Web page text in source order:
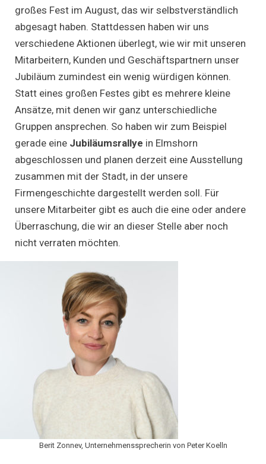
großes Fest im August, das wir selbstverständlich
abgesagt haben. Stattdessen haben wir uns
verschiedene Aktionen überlegt, wie wir mit unseren
Mitarbeitern, Kunden und Geschäftspartnern unser
Jubiläum zumindest ein wenig würdigen können.
Statt eines großen Festes gibt es mehrere kleine
Ansätze, mit denen wir ganz unterschiedliche
Gruppen ansprechen. So haben wir zum Beispiel
gerade eine Jubiläumsrallye in Elmshorn
abgeschlossen und planen derzeit eine Ausstellung
zusammen mit der Stadt, in der unsere
Firmengeschichte dargestellt werden soll. Für
unsere Mitarbeiter gibt es auch die eine oder andere
Überraschung, die wir an dieser Stelle aber noch
nicht verraten möchten.
Berit Zonnev, Unternehmenssprecherin von Peter Koelln